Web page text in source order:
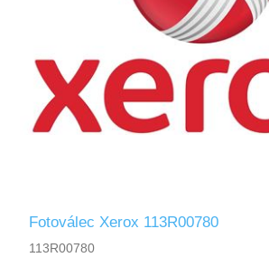
Fotoválec Xerox 113R00780
113R00780